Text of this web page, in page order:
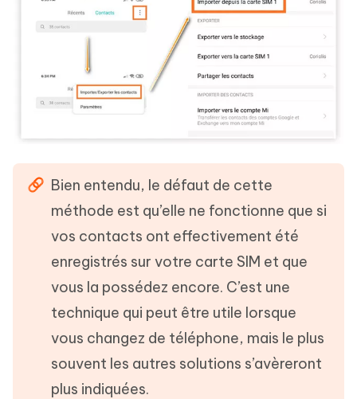
Bien entendu, le défaut de cette
méthode est qu’elle ne fonctionne que si
vos contacts ont effectivement été
enregistrés sur votre carte SIM et que
vous la possédez encore. C’est une
technique qui peut être utile lorsque
vous changez de téléphone, mais le plus
souvent les autres solutions s’avèreront
plus indiquées.